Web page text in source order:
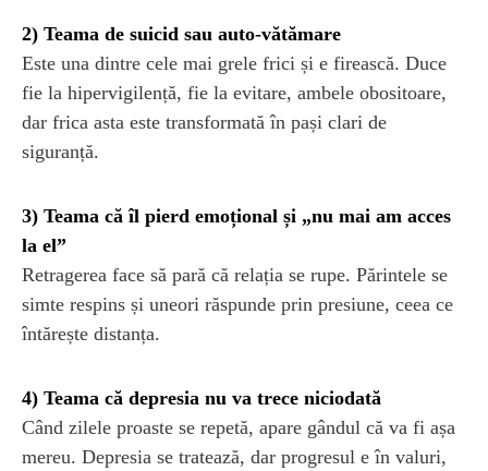
2) Teama de suicid sau auto-vătămare
Este una dintre cele mai grele frici și e firească. Duce
fie la hipervigilență, fie la evitare, ambele obositoare,
dar frica asta este transformată în pași clari de
siguranță.
3) Teama că îl pierd emoțional și „nu mai am acces
la el”
Retragerea face să pară că relația se rupe. Părintele se
simte respins și uneori răspunde prin presiune, ceea ce
întărește distanța.
4) Teama că depresia nu va trece niciodată
Când zilele proaste se repetă, apare gândul că va fi așa
mereu. Depresia se tratează, dar progresul e în valuri,